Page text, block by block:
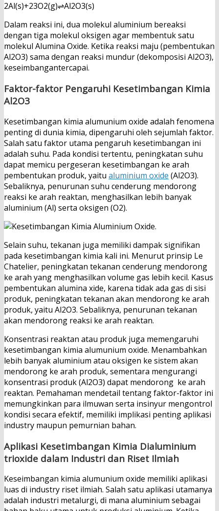
2Al(s)+23O2(g)⇌Al2O3(s)
Dalam reaksi ini, dua molekul aluminium bereaksi
dengan tiga molekul oksigen agar membentuk satu
molekul Alumina Oxide. Ketika reaksi maju (pembentukan
Al2O3) sama dengan reaksi mundur (dekomposisi Al2O3),
keseimbangantercapai.
Faktor-faktor Pengaruhi Kesetimbangan Kimia
Al2O3
Kesetimbangan kimia alumunium oxide adalah fenomena
penting di dunia kimia, dipengaruhi oleh sejumlah faktor.
Salah satu faktor utama pengaruh kesetimbangan ini
adalah suhu. Pada kondisi tertentu, peningkatan suhu
dapat memicu pergeseran kesetimbangan ke arah
pembentukan produk, yaitu aluminium oxide (Al2O3).
Sebaliknya, penurunan suhu cenderung mendorong
reaksi ke arah reaktan, menghasilkan lebih banyak
aluminium (Al) serta oksigen (O2).
Selain suhu, tekanan juga memiliki dampak signifikan
pada kesetimbangan kimia kali ini. Menurut prinsip Le
Chatelier, peningkatan tekanan cenderung mendorong
ke arah yang menghasilkan volume gas lebih kecil. Kasus
pembentukan alumina xide, karena tidak ada gas di sisi
produk, peningkatan tekanan akan mendorong ke arah
produk, yaitu Al2O3. Sebaliknya, penurunan tekanan
akan mendorong reaksi ke arah reaktan.
Konsentrasi reaktan atau produk juga memengaruhi
kesetimbangan kimia alumunium oxide. Menambahkan
lebih banyak aluminium atau oksigen ke sistem akan
mendorong ke arah produk, sementara mengurangi
konsentrasi produk (Al2O3) dapat mendorong ke arah
reaktan. Pemahaman mendetail tentang faktor-faktor ini
memungkinkan para ilmuwan serta insinyur mengontrol
kondisi secara efektif, memiliki implikasi penting aplikasi
industry maupun pemurnian bahan.
Aplikasi Kesetimbangan Kimia Dialuminium
trioxide dalam Industri dan Riset Ilmiah
Keseimbangan kimia alumunium oxide memiliki aplikasi
luas di industry riset ilmiah. Salah satu aplikasi utamanya
adalah industri metalurgi, di mana aluminium sebagai